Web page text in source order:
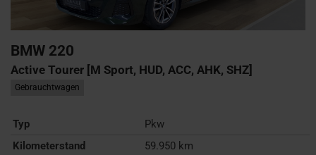
BMW 220
Active Tourer [M Sport, HUD, ACC, AHK, SHZ]
Gebrauchtwagen
Typ
Pkw
Kilometerstand
59.950 km